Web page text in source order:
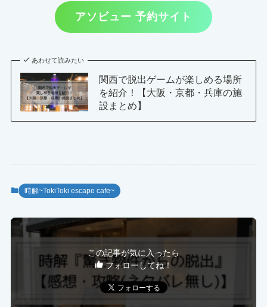
アソビュー 予約サイト
あわせて読みたい
関西で脱出ゲームが楽しめる場所
を紹介！【大阪・京都・兵庫の施
設まとめ】
時解~TokiToki escape cafe~
この記事が気に入ったら
フォローしてね！